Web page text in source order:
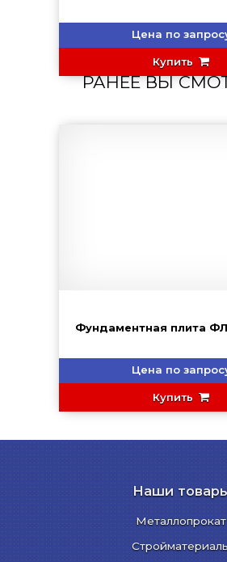
Цена по
Купить
РАНЕЕ ВЫ
Фундаментная плита ФЛ
Цена по
Купить
Наши
Металлопрокат